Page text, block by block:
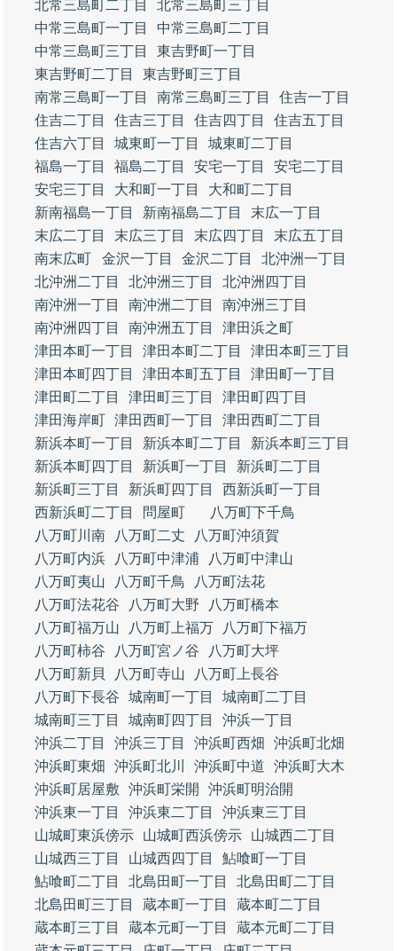
北常三島町二丁目
北常三島町三丁目
中常三島町一丁目
中常三島町二丁目
中常三島町三丁目
東吉野町一丁目
東吉野町二丁目
東吉野町三丁目
南常三島町一丁目
南常三島町三丁目
住吉一丁目
住吉二丁目
住吉三丁目 住吉四丁目
住吉五丁目
住吉六丁目
城東町一丁目
城東町二丁目
福島一丁目
福島二丁目 安宅一丁目
安宅二丁目
安宅三丁目
大和町一丁目
大和町二丁目
新南福島一丁目
新南福島二丁目
末広一丁目
末広二丁目
末広三丁目 末広四丁目
末広五丁目
南末広町
金沢一丁目 金沢二丁目
北沖洲一丁目
北沖洲二丁目
北沖洲三丁目
北沖洲四丁目
南沖洲一丁目
南沖洲二丁目
南沖洲三丁目
南沖洲四丁目
南沖洲五丁目
津田浜之町
津田本町一丁目
津田本町二丁目
津田本町三丁目
津田本町四丁目
津田本町五丁目
津田町一丁目
津田町二丁目
津田町三丁目
津田町四丁目
津田海岸町 津田西町一丁目
津田西町二丁目
新浜本町一丁目
新浜本町二丁目
新浜本町三丁目
新浜本町四丁目
新浜町一丁目
新浜町二丁目
新浜町三丁目
新浜町四丁目
西新浜町一丁目
西新浜町二丁目
問屋町
八万町下千鳥
八万町川南
八万町二丈
八万町沖須賀
八万町内浜
八万町中津浦
八万町中津山
八万町夷山
八万町千鳥
八万町法花
八万町法花谷
八万町大野
八万町橋本
八万町福万山
八万町上福万
八万町下福万
八万町柿谷
八万町宮ノ谷
八万町大坪
八万町新貝
八万町寺山
八万町上長谷
八万町下長谷
城南町一丁目
城南町二丁目
城南町三丁目
城南町四丁目
沖浜一丁目
沖浜二丁目
沖浜三丁目 沖浜町西畑
沖浜町北畑
沖浜町東畑
沖浜町北川 沖浜町中道
沖浜町大木
沖浜町居屋敷
沖浜町栄開
沖浜町明治開
沖浜東一丁目
沖浜東二丁目
沖浜東三丁目
山城町東浜傍示
山城町西浜傍示
山城西二丁目
山城西三丁目
山城西四丁目
鮎喰町一丁目
鮎喰町二丁目
北島田町一丁目
北島田町二丁目
北島田町三丁目
蔵本町一丁目
蔵本町二丁目
蔵本町三丁目
蔵本元町一丁目
蔵本元町二丁目